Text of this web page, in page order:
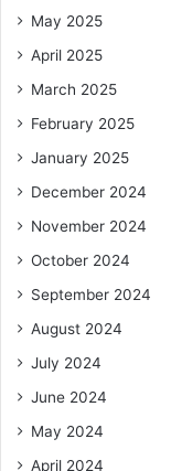
May 2025
April 2025
March 2025
February 2025
January 2025
December 2024
November 2024
October 2024
September 2024
August 2024
July 2024
June 2024
May 2024
April 2024